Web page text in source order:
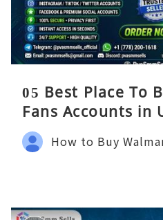
05 Best Place To
Fans Accounts in
How to Buy